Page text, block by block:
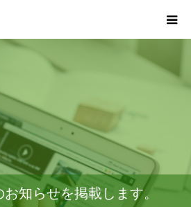
知らせを掲載します。